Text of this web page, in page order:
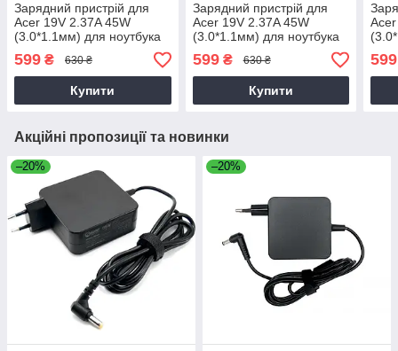
Зарядний пристрій для
Acer 19V 2.37A 45W
(3.0*1.1мм) для ноутбука
Acer Aspire 3 A315-23
599 ₴ 630 ₴
Купити
Зарядний пристрій для
Acer 19V 2.37A 45W
(3.0*1.1мм) для ноутбука
Acer Aspire 3 A315-34
599₴ 630 ₴
Купити
599
Акційні пропозиції та новинки
–20% –20%